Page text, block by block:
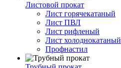
Листовой прокат
Лист горячекатаный
Лист ПВЛ
Лист рифленый
Лист холоднокатаный
Профнастил